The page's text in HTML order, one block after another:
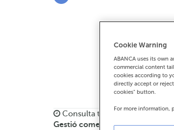
Si vols
900
Consulta tots els horaris
Gestió comercial
Cookie Warning
ABANCA uses its own
commercial content
cookies according to
directly accept or
cookies" button.
For more information,